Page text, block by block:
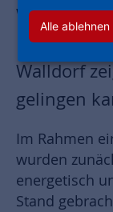
Wohnraum
Walldorf
gelingen
Im Rahmen
wurden
energetisch
Stand
Alle ablehnen